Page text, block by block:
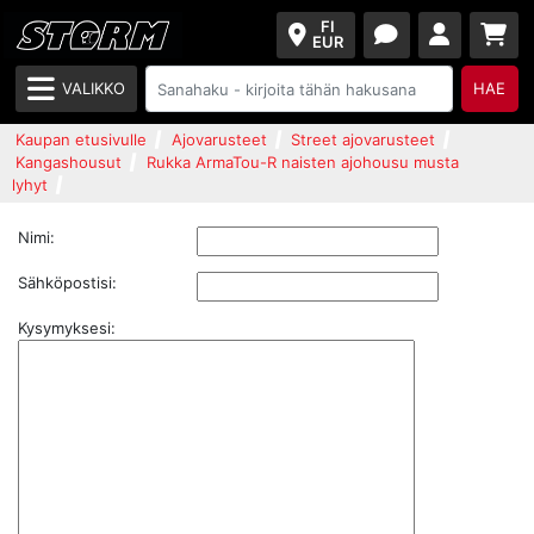
FI
EUR
VALIKKO HAE
Kaupan etusivulle Ajovarusteet
Street ajovarusteet
Kangashousut
Rukka ArmaTou-R naisten ajohousu musta
lyhyt
Nimi:
Sähköpostisi:
Kysymyksesi: